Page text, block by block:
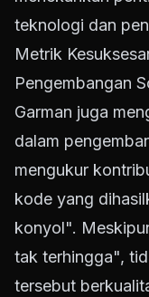
teknologi dan
Metrik
Pengembangan
Garman juga
dalam
mengukur
kode yang
konyol".
tak terhingga",
tersebut